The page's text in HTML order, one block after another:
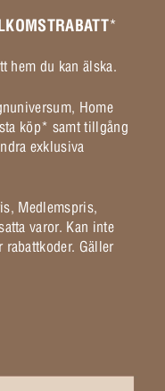
*
hem du kan älska.
Home
köp* samt tillgång
exklusiva
Medlemspris,
varor. Kan inte
rabattkoder. Gäller